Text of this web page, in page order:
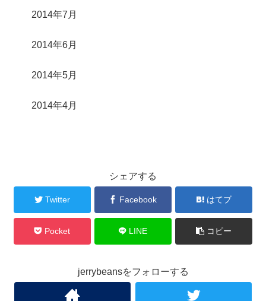
2014年7月
2014年6月
2014年5月
2014年4月
シェアする
Twitter Facebook はてブ
Pocket LINE コピー
jerrybeansをフォローする